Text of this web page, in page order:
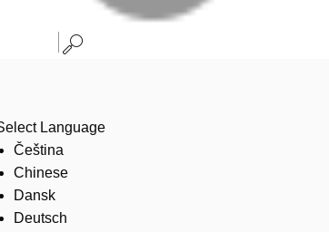
Language
Čeština
Chinese
Dansk
Deutsch